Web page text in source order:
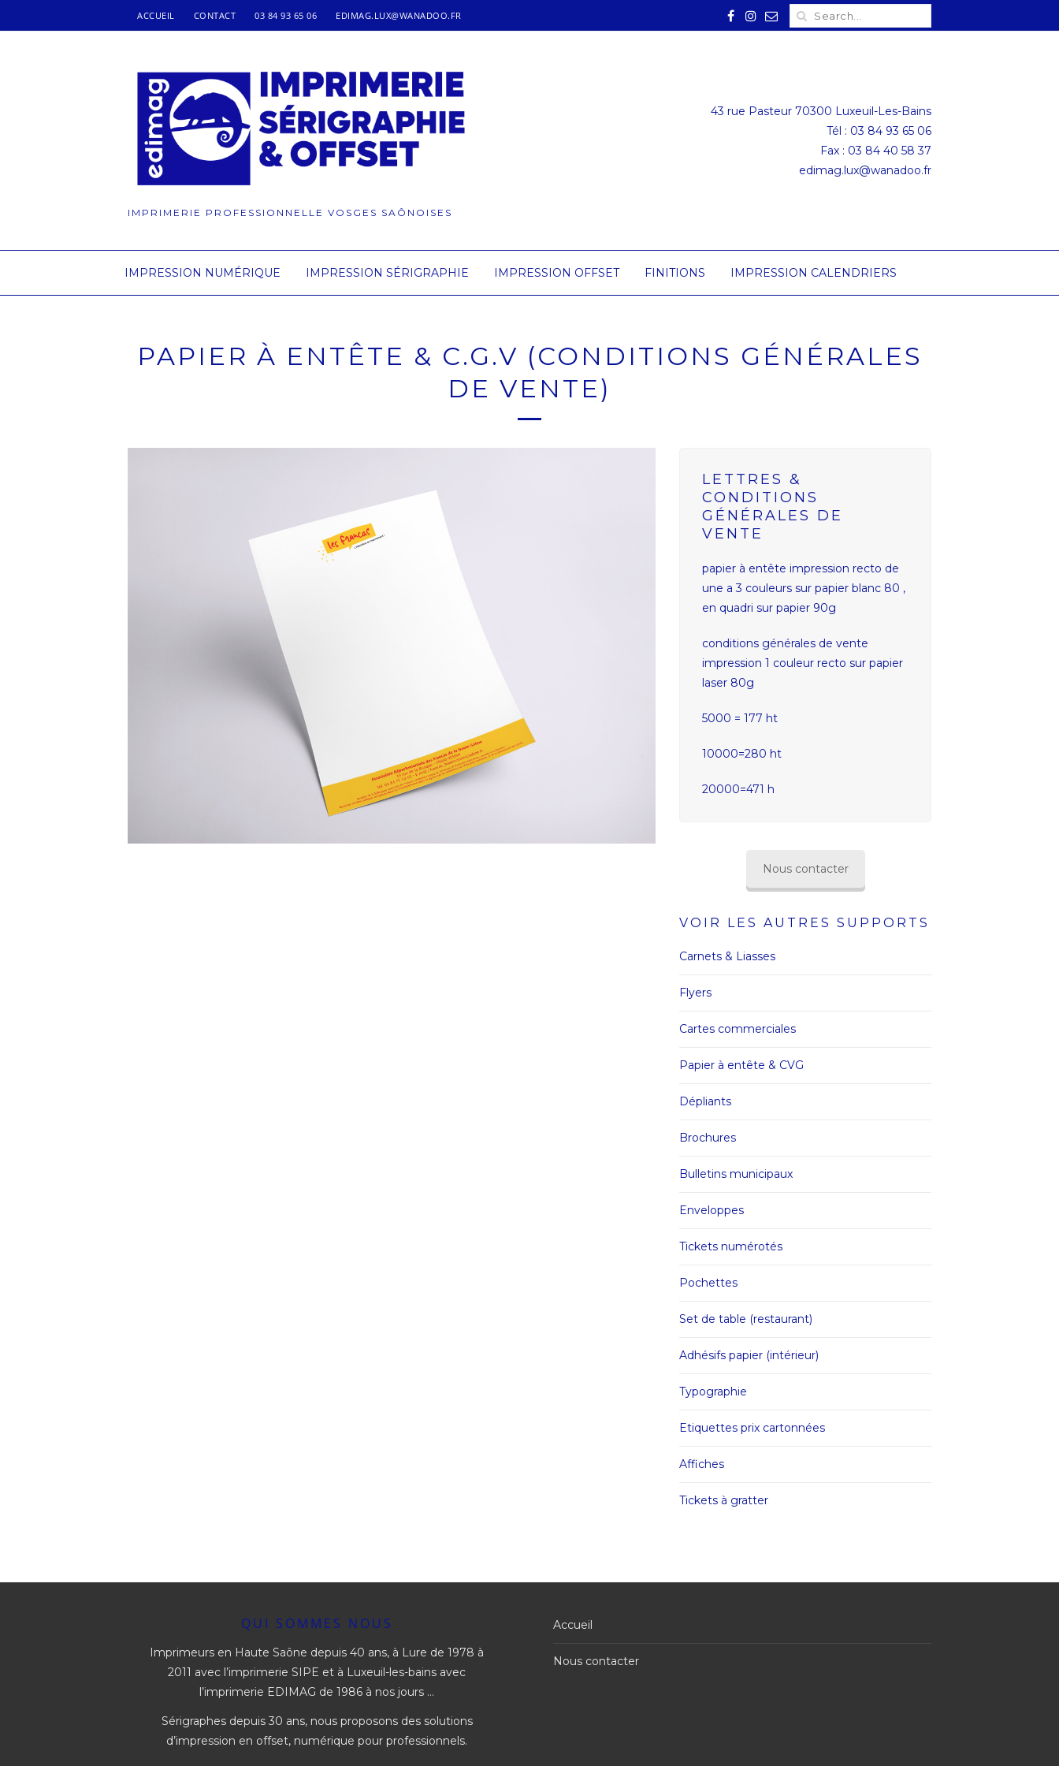
ACCUEIL CONTACT 03 84 93 65 06 EDIMAG.LUX@WANADOO.FR
IMPRIMERIE PROFESSIONNELLE VOSGES SAÔNOISES
43 rue Pasteur 70300 Luxeuil-Les-Bains
Tél : 03 84 93 65 06
Fax : 03 84 40 58 37
edimag.lux@wanadoo.fr
IMPRESSION NUMÉRIQUE IMPRESSION SÉRIGRAPHIE IMPRESSION OFFSET FINITIONS IMPRESSION CALENDRIERS
PAPIER À ENTÊTE & C.G.V (CONDITIONS GÉNÉRALES
DE VENTE)
LETTRES &
CONDITIONS
GÉNÉRALES DE
VENTE
papier à entête impression recto de
une a 3 couleurs sur papier blanc 80 ,
en quadri sur papier 90g
conditions générales de vente
impression 1 couleur recto sur papier
laser 80g
5000 = 177 ht
10000=280 ht
20000=471 h
Nous contacter
VOIR LES AUTRES SUPPORTS
Carnets & Liasses
Flyers
Cartes commerciales
Papier à entête & CVG
Dépliants
Brochures
Bulletins municipaux
Enveloppes
Tickets numérotés
Pochettes
Set de table (restaurant)
Adhésifs papier (intérieur)
Typographie
Etiquettes prix cartonnées
Affiches
Tickets à gratter
QUI SOMMES NOUS
Imprimeurs en Haute Saône depuis 40 ans, à Lure de 1978 à
2011 avec l’imprimerie SIPE et à Luxeuil-les-bains avec
l’imprimerie EDIMAG de 1986 à nos jours …
Sérigraphes depuis 30 ans, nous proposons des solutions
d’impression en offset, numérique pour professionnels.
Accueil
Nous contacter